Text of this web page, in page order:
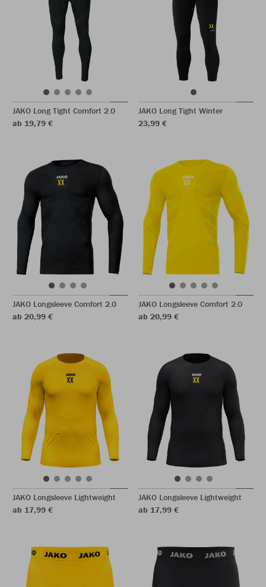
JAKO Long Tight Comfort 2.0
ab 19,79 €
JAKO Long Tight Winter
23,99 €
JAKO Longsleeve Comfort 2.0
ab 20,99 €
JAKO Longsleeve Comfort 2.0
ab 20,99 €
JAKO Longsleeve Lightweight
ab 17,99 €
JAKO Longsleeve Lightweight
ab 17,99 €